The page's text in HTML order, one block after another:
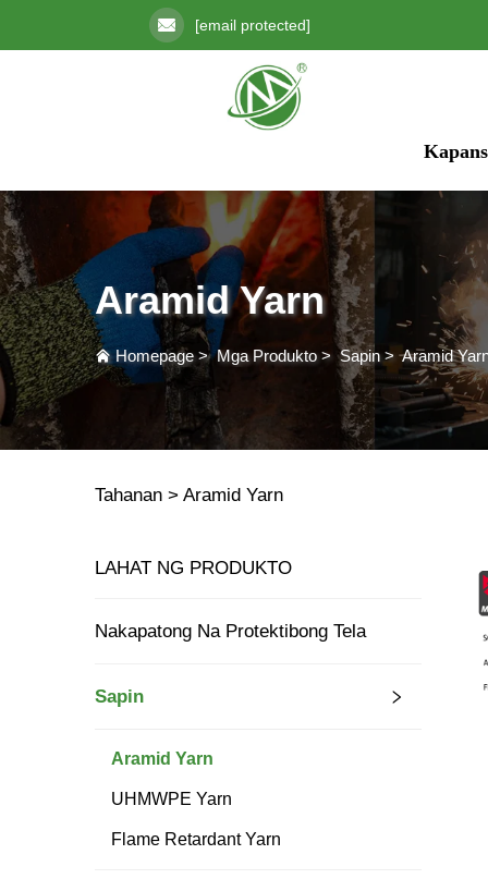
[email protected]
Aramid Yarn
Homepage>Mga Produkto >Sapin>Aramid
Tahanan > Aramid Yarn
LAHAT NG PRODUKTO
Nakapatong Na Protektibong Tela
Sapin
Aramid Yarn
UHMWPE Yarn
Flame Retardant Yarn